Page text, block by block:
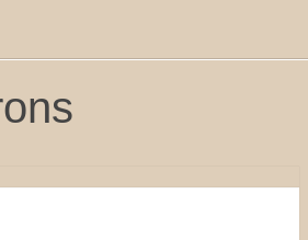
Repas musculation